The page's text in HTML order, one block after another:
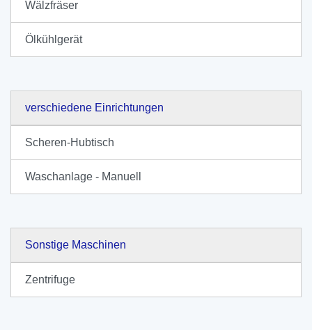
Wälzfräser
Ölkühlgerät
verschiedene Einrichtungen
Scheren-Hubtisch
Waschanlage - Manuell
Sonstige Maschinen
Zentrifuge